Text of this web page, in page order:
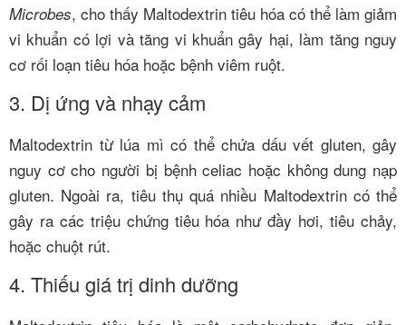
Microbes, cho thấy Maltodextrin tiêu hóa có thể làm giảm
vi khuẩn có lợi và tăng vi khuẩn gây hại, làm tăng nguy
cơ rối loạn tiêu hóa hoặc bệnh viêm ruột.
3. Dị ứng và nhạy cảm
Maltodextrin từ lúa mì có thể chứa dấu vết gluten, gây
nguy cơ cho người bị bệnh celiac hoặc không dung nạp
gluten. Ngoài ra, tiêu thụ quá nhiều Maltodextrin có thể
gây ra các triệu chứng tiêu hóa như đầy hơi, tiêu chảy,
hoặc chuột rút.
4. Thiếu giá trị dinh dưỡng